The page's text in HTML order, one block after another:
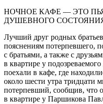
НОЧНОЕ КАФЕ — ЭТО
ДУШЕВНОГО
Лучший друг родных
пояснениям потерпевшего,
с братьями, а также с
в квартире у
поехали в кафе, где
около шести утра тридцати
потерпевший, сообщив, что
в квартире у Паршикова